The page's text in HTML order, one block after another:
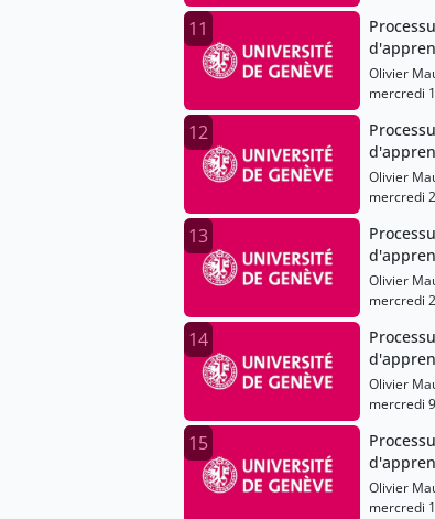
11
scolaires
Olivier
mercredi
12
scolaires
Olivier
mercredi
13
scolaires
Olivier
mercredi
14
scolaires
Olivier
mercredi
15
scolaires
Olivier
mercredi